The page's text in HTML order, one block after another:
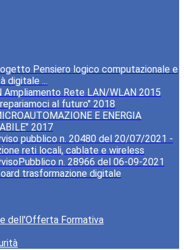
Pensiero logico computazionale e
digitale ...
Ampliamento Rete LAN/WLAN 2015
al futuro" 2018
E ENERGIA
2017
pubblico n. 20480 del 20/07/2021 -
reti locali, cablate e wireless
n. 28966 del 06-09-2021
trasformazione digitale
dell'Offerta Formativa